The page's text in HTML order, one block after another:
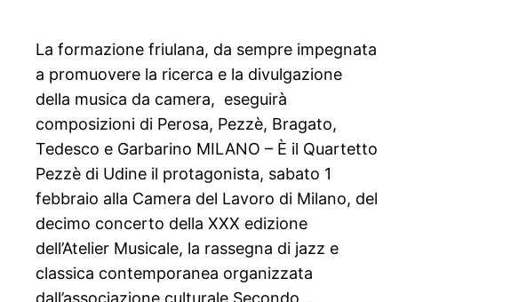
La formazione friulana, da sempre impegnata
a promuovere la ricerca e la divulgazione
della musica da camera, eseguirà
composizioni di Perosa, Pezzè, Bragato,
Tedesco e Garbarino MILANO – È il Quartetto
Pezzè di Udine il protagonista, sabato 1
febbraio alla Camera del Lavoro di Milano, del
decimo concerto della XXX edizione
dell’Atelier Musicale, la rassegna di jazz e
classica contemporanea organizzata
dall’associazione culturale Secondo…